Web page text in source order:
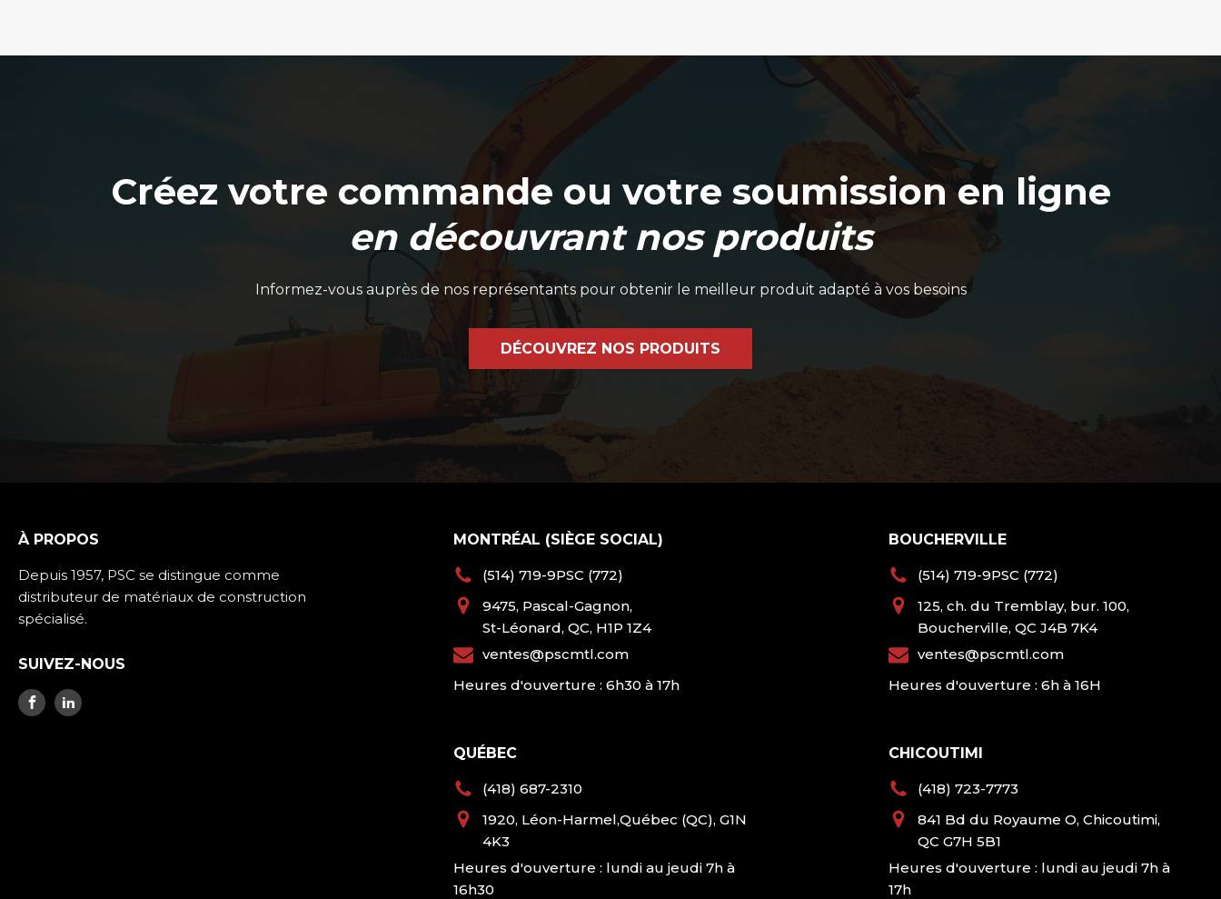
Créez votre commande ou votre soumission en ligne
en découvrant nos produits
Informez-vous auprès de nos représentants pour obtenir le meilleur produit adapté à vos besoins
DÉCOUVREZ NOS PRODUITS
À PROPOS
Depuis 1957, PSC se distingue comme
distributeur de matériaux de construction
spécialisé.
SUIVEZ-NOUS
MONTRÉAL (SIÈGE SOCIAL)
(514) 719-9PSC (772)
9475, Pascal-Gagnon,
St-Léonard, QC, H1P 1Z4
ventes@pscmtl.com
Heures d'ouverture : 6h30 à 17h
QUÉBEC
(418) 687-2310
1920, Léon-Harmel,Québec (QC), G1N
4K3
Heures d'ouverture : lundi au jeudi 7h à
16h30
BOUCHERVILLE
(514) 719-9PSC (772)
125, ch. du Tremblay, bur. 100,
Boucherville, QC J4B 7K4
ventes@pscmtl.com
Heures d'ouverture : 6h à 16H
CHICOUTIMI
(418) 723-7773
841 Bd du Royaume O, Chicoutimi,
QC G7H 5B1
Heures d'ouverture : lundi au jeudi 7h à
17h